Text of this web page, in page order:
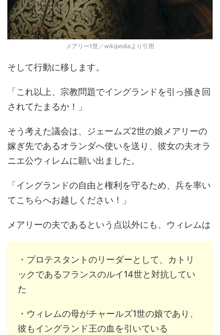
メアリー1世／wikipediaより引用
そして行動に移します。
「これ以上、宗教問題でイングランドを引っ掻き回
されてたまるか！」
そう考えた議会は、ジェームズ2世の娘メアリーの
嫁ぎ先であるオランダへ使いを送り、彼女の夫オラ
ニエ公ウィレムに願い出ました。
「イングランドの自由と権利を守るため、兵を率い
てこちらへお越しください！」
メアリーの夫であるという点以外にも、ウィレムは
・プロテスタントのリーダーとして、カトリ
ックであるフランスのルイ14世と対抗してい
た
・ウィレムの母がチャールズ1世の娘であり、
彼もイングランド王の血を引いている